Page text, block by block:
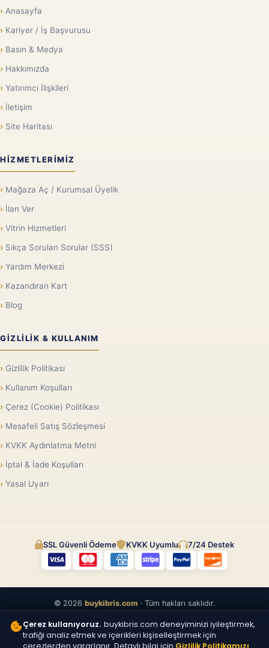
Anasayfa
Kariyer / İş Başvurusu
Basın & Medya
Hakkımızda
Yatırımcı İlişkileri
İletişim
Site Haritası
HIZMETLERIMIZ
Mağaza Aç / Kurumsal Üyelik
İlan Ver
Vitrin Hizmetleri
Sıkça Sorulan Sorular (SSS)
Yardım Merkezi
Kazandıran Kart
Blog
GIZLILIK & KULLANIM
Gizlilik Politikası
Kullanım Koşulları
Çerez (Cookie) Politikası
Mesafeli Satış Sözleşmesi
KVKK Aydınlatma Metni
İptal & İade Koşulları
Yasal Uyarı
SSL Güvenli Ödeme KVKK Uyumlu 7/24 Destek
© 2026 buykibris.com · Tüm hakları saklıdır.
Çerez kullanıyoruz. buykibris.com deneyiminizi iyileştirmek,
trafiği analiz etmek ve içerikleri kişiselleştirmek için
çerezlerden yararlanır. Detaylı bilgi için Gizlilik Politikamızı